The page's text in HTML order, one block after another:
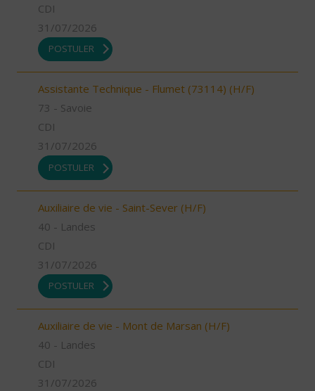
CDI
31/07/2026
POSTULER
Assistante Technique - Flumet (73114) (H/F)
73 - Savoie
CDI
31/07/2026
POSTULER
Auxiliaire de vie - Saint-Sever (H/F)
40 - Landes
CDI
31/07/2026
POSTULER
Auxiliaire de vie - Mont de Marsan (H/F)
40 - Landes
CDI
31/07/2026